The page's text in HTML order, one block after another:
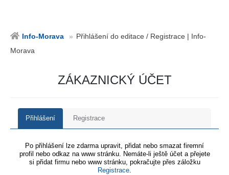
Info-Morava
Přihlášení do editace / Registrace | Info-
Morava
ZÁKAZNICKÝ ÚČET
Přihlášení Registrace
Po přihlášení lze zdarma upravit, přidat nebo smazat firemní
profil nebo odkaz na www stránku. Nemáte-li ještě účet a přejete
si přidat firmu nebo www stránku, pokračujte přes záložku
Registrace.